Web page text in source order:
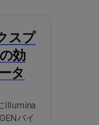
スプ
効
タ
Illumina
パイ